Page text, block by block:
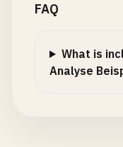
FAQ
What is
Analyse